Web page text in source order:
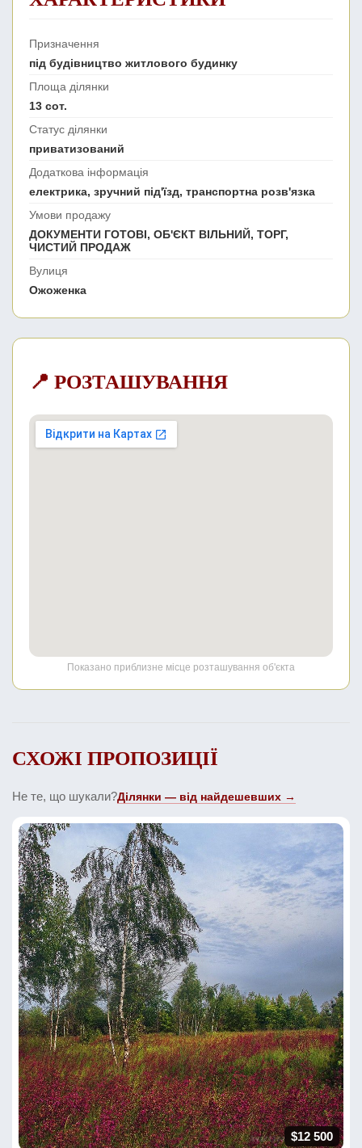
Призначення
під будівництво житлового будинку
Площа ділянки
13 сот.
Статус ділянки
приватизований
Додаткова інформація
електрика, зручний під'їзд, транспортна розв'язка
Умови продажу
ДОКУМЕНТИ ГОТОВІ, ОБ'ЄКТ ВІЛЬНИЙ, ТОРГ,
ЧИСТИЙ ПРОДАЖ
Вулиця
Ожоженка
📍 РОЗТАШУВАННЯ
Показано приблизне місце розташування об'єкта
СХОЖІ ПРОПОЗИЦІЇ
Не те, що шукали?Ділянки — від найдешевших →
$12 500